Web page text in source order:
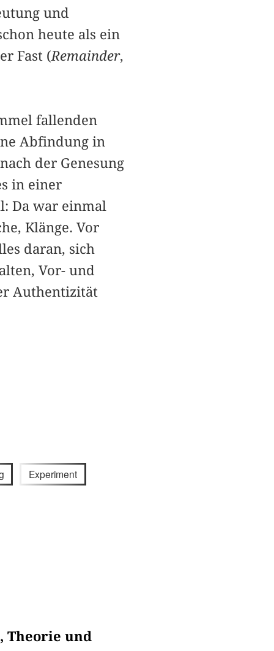
und
heute als ein
Fast (Remainder,
fallenden
Abfindung in
der Genesung
in einer
Da war einmal
Klänge. Vor
daran, sich
­­Vor- und
Authentizität
Experiment
Theorie und